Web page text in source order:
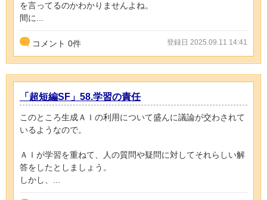
を言ってるのかわかりませんよね。
間に...
コメント 0件 登録日 2025.09.11 14:41
「超短編SF」58.学習の責任
このところ生成ＡＩの利用について盛んに議論が交わされて
いるようなので。
ＡＩが学習を重ねて、人の質問や疑問に対してそれらしい解
答をしたとしましょう。
しかし、...